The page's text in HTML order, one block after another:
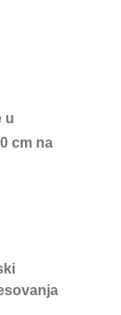
u
cm na